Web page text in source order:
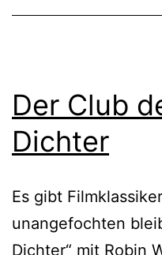
Der Club
Dichter
Es gibt
unangefochten
Dichter“ mit Robin